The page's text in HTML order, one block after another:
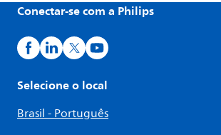
Conectar-se com a Philips
Selecione o local
Brasil - Português